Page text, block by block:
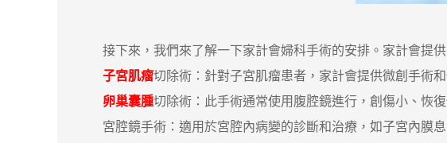
接下來，我們來了解一下家計會婦科手術的安排。家計會提供
子宮肌瘤切除術：針對子宮肌瘤患者，家計會提供微創手術
卵巢囊腫切除術：此手術通常使用腹腔鏡進行，創傷小、恢
宮腔鏡手術：適用於宮腔內病變的診斷和治療，如子宮內膜息